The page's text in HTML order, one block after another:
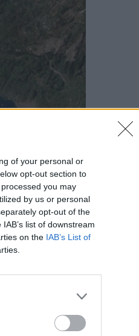
of your personal or
opt-out section to
you may
by us or personal
opt-out of the
list of downstream
on the IAB’s List of